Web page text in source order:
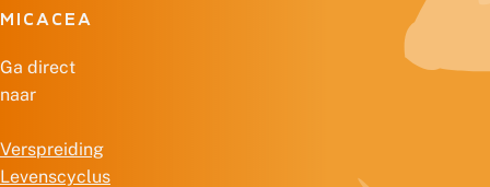
MICACEA
Ga direct
naar
Verspreiding
Levenscyclus